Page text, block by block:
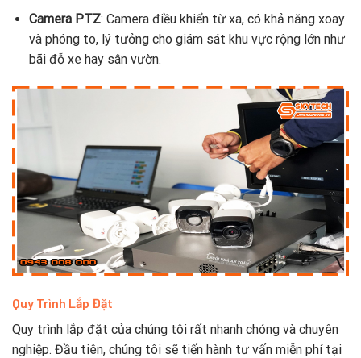
Camera PTZ: Camera điều khiển từ xa, có khả năng xoay
và phóng to, lý tưởng cho giám sát khu vực rộng lớn như
bãi đỗ xe hay sân vườn.
Quy Trình Lắp Đặt
Quy trình lắp đặt của chúng tôi rất nhanh chóng và chuyên
nghiệp. Đầu tiên, chúng tôi sẽ tiến hành tư vấn miễn phí tại